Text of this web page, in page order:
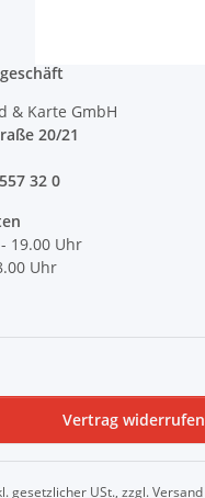
& Karte GmbH
20/21
32 0
19.00 Uhr
Uhr
Vertrag widerrufen
gesetzlicher USt., zzgl.Versand